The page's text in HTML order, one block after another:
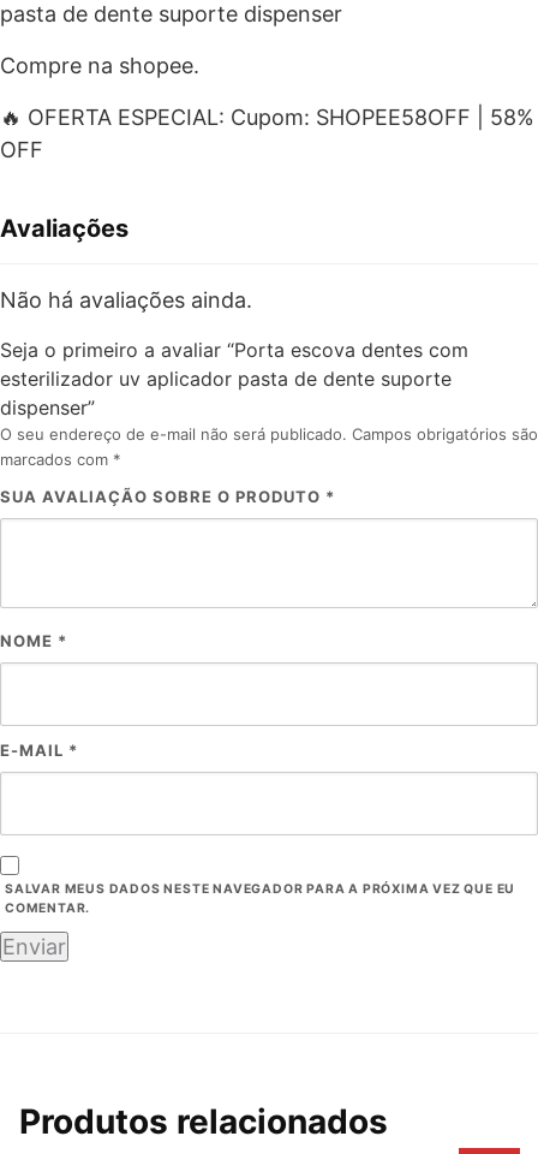
pasta de dente suporte dispenser
Compre na shopee.
🔥 OFERTA ESPECIAL: Cupom: SHOPEE58OFF | 58%
OFF
Avaliações
Não há avaliações ainda.
Seja o primeiro a avaliar “Porta escova dentes com
esterilizador uv aplicador pasta de dente suporte
dispenser”
O seu endereço de e-mail não será publicado. Campos obrigatórios são
marcados com *
SUA AVALIAÇÃO SOBRE O PRODUTO *
NOME *
E-MAIL *
SALVAR MEUS DADOS NESTE NAVEGADOR PARA A PRÓXIMA VEZ QUE EU
COMENTAR.
Produtos relacionados